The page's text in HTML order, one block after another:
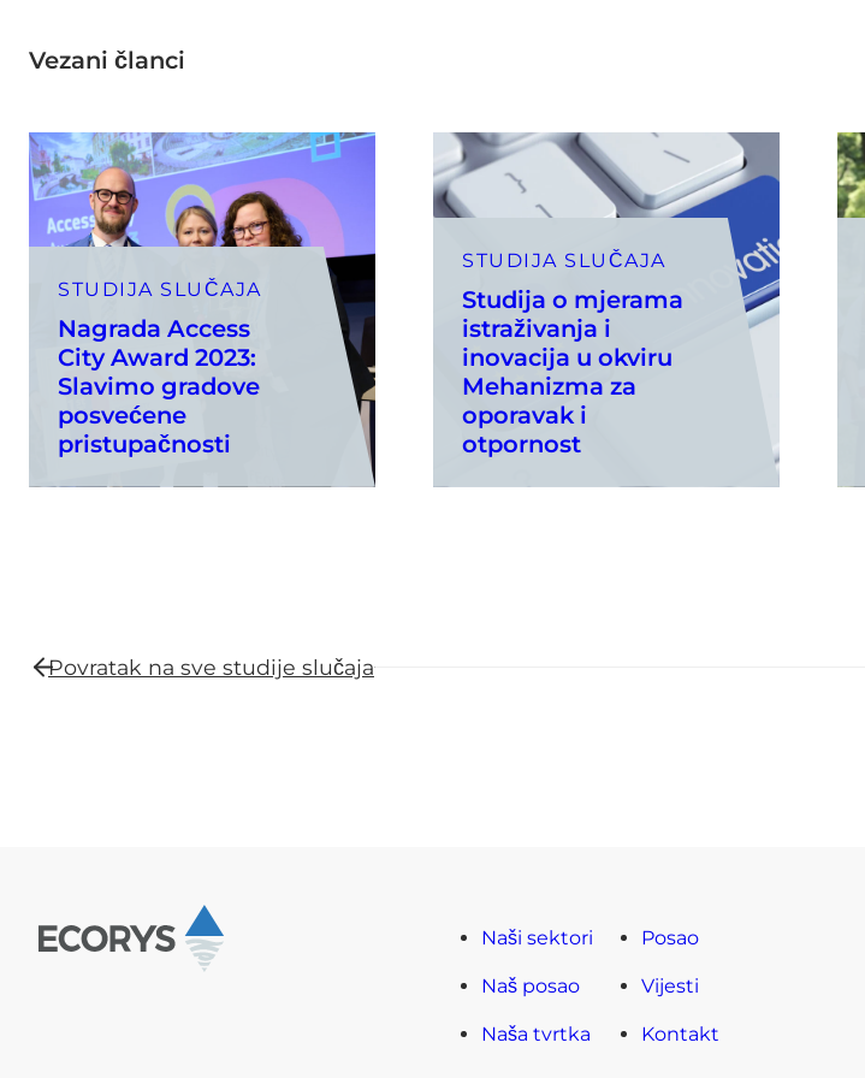
Vezani članci
STUDIJA SLUČAJA
Nagrada Access
City Award 2023:
Slavimo gradove
posvećene
pristupačnosti
STUDIJA SLUČAJA
Studija o mjerama
istraživanja i
inovacija u okviru
Mehanizma za
oporavak i
otpornost
Povratak na sve studije slučaja
Naši sektori
Naš posao
Naša tvrtka
Posao
Vijesti
Kontakt